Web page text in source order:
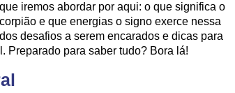
iremos abordar por aqui: o que significa o
e que energias o signo exerce nessa
desafios a serem encarados e dicas para
Preparado para saber tudo? Bora lá!